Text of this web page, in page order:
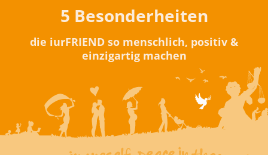
5 Besonderheiten
die iurFRIEND so menschlich, positiv &
einzigartig machen